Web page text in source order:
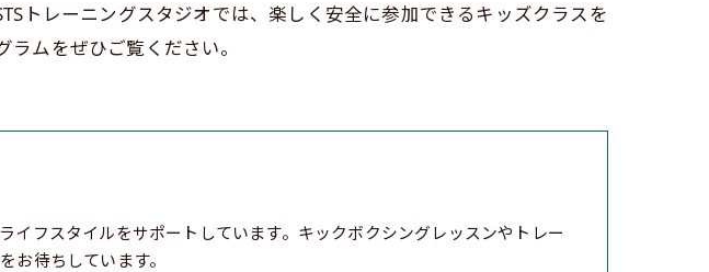
トレーニングスタジオでは、楽しく安全に参加できるキッズクラスを
ムをぜひご覧ください。
イフスタイルをサポートしています。キックボクシングレッスンやトレー
お待ちしています。